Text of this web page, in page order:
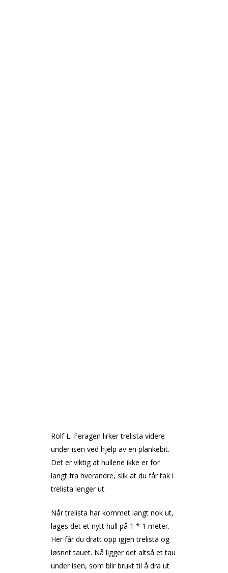
Rolf L. Feragen lirker trelista videre
under isen ved hjelp av en plankebit.
Det er viktig at hullene ikke er for
langt fra hverandre, slik at du får tak i
trelista lenger ut.
Når trelista har kommet langt nok ut,
lages det et nytt hull på 1 * 1 meter.
Her får du dratt opp igjen trelista og
løsnet tauet. Nå ligger det altså et tau
under isen, som blir brukt til å dra ut